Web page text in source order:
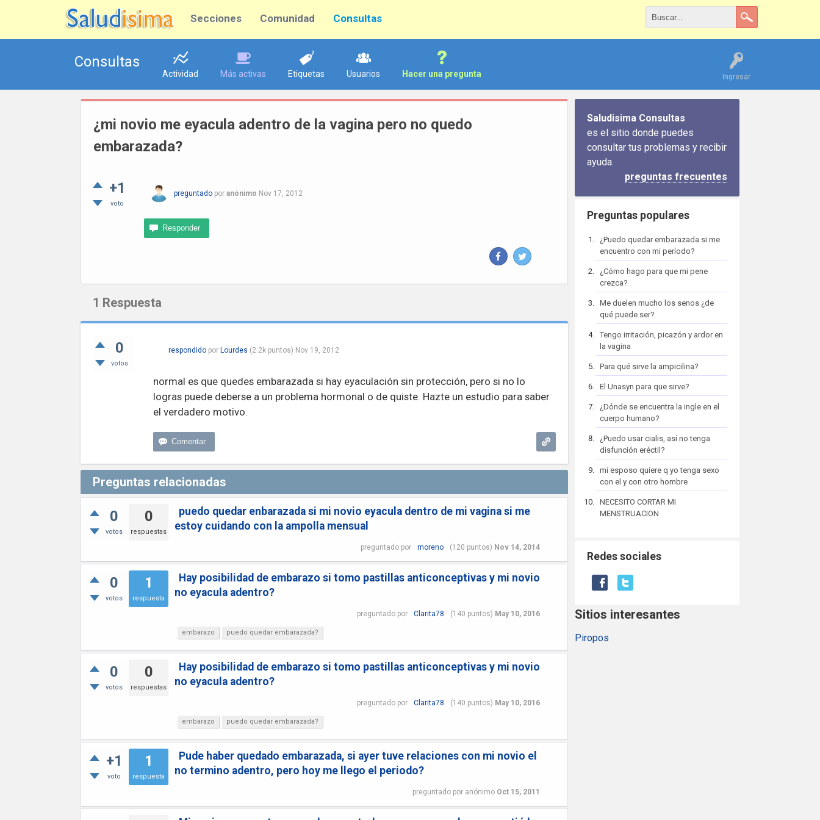
Secciones Comunidad Consultas
Ingresar
Consultas
Actividad Más activas Etiquetas Usuarios Hacer una pregunta
¿mi novio me eyacula adentro de la vagina pero no quedo
embarazada?
+1
voto
preguntado por anónimo Nov 17, 2012
1 Respuesta
0
votos
respondido por Lourdes (2.2kpuntos) Nov 19, 2012
normal es que quedes embarazada si hay eyaculación sin protección, pero si no lo
logras puede deberse a un problema hormonal o de quiste. Hazte un estudio para saber
el verdadero motivo.
Preguntas relacionadas
0
votos
0
respuestas
puedo quedar enbarazada si mi novio eyacula dentro de mi vagina si me
estoy cuidando con la ampolla mensual
preguntado por moreno (120 puntos) Nov 14, 2014
0
votos
1
respuesta
Hay posibilidad de embarazo si tomo pastillas anticonceptivas y mi novio
no eyacula adentro?
preguntado por Clarita78 (140 puntos) May 10, 2016
embarazo puedo quedar embarazada?
0
votos
0
respuestas
Hay posibilidad de embarazo si tomo pastillas anticonceptivas y mi novio
no eyacula adentro?
preguntado por Clarita78 (140 puntos) May 10, 2016
embarazo puedo quedar embarazada?
+1
voto
1
respuesta
Pude haber quedado embarazada, si ayer tuve relaciones con mi novio el
no termino adentro, pero hoy me llego el periodo?
preguntado por anónimo Oct 15, 2011
Saludisima Consultas
es el sitio donde puedes
consultar tus problemas y recibir
ayuda.
preguntas frecuentes
Preguntas populares
¿Puedo quedar embarazada si me
encuentro con mi período?
¿Cómo hago para que mi pene
crezca?
Me duelen mucho los senos ¿de
qué puede ser?
Tengo irritación, picazón y ardor en
la vagina
Para qué sirve la ampicilina?
El Unasyn para que sirve?
¿Dónde se encuentra la ingle en el
cuerpo humano?
¿Puedo usar cialis, así no tenga
disfunción eréctil?
mi esposo quiere q yo tenga sexo
con el y con otro hombre
NECESITO CORTAR MI
MENSTRUACION
Redes sociales
Sitios interesantes
Piropos